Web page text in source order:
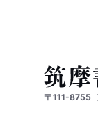
〒111-8755